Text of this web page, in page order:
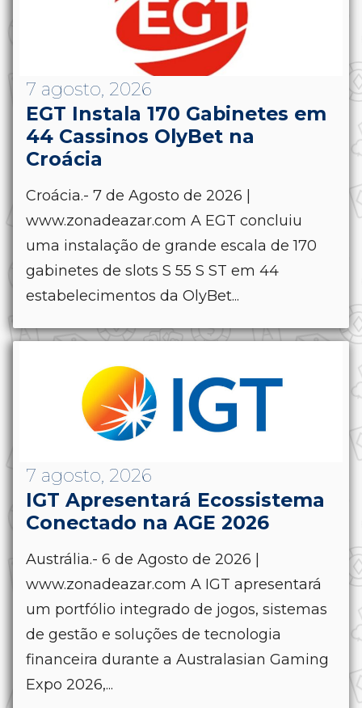
7 agosto, 2026
EGT Instala 170 Gabinetes em
44 Cassinos OlyBet na
Croácia
Croácia.- 7 de Agosto de 2026 |
www.zonadeazar.com A EGT concluiu
uma instalação de grande escala de 170
gabinetes de slots S 55 S ST em 44
estabelecimentos da OlyBet...
7 agosto, 2026
IGT Apresentará Ecossistema
Conectado na AGE 2026
Austrália.- 6 de Agosto de 2026 |
www.zonadeazar.com A IGT apresentará
um portfólio integrado de jogos, sistemas
de gestão e soluções de tecnologia
financeira durante a Australasian Gaming
Expo 2026,...